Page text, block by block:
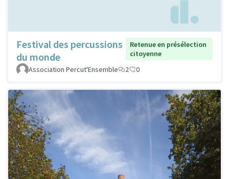
Festival des percussions
du monde
Retenue en présélection
citoyenne
Association Percut'Ensemble
2 0